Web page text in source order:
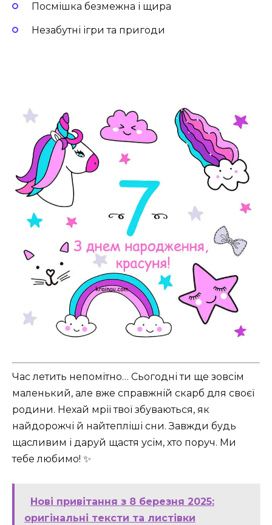
Посмішка безмежна і щира
Незабутні ігри та пригоди
Час летить непомітно… Сьогодні ти ще зовсім
маленький, але вже справжній скарб для своєї
родини. Нехай мрії твої збуваються, як
найдорожчі й найтепліші сни. Завжди будь
щасливим і даруй щастя усім, хто поруч. Ми
тебе любимо! ✨
Нові привітання з 8 березня 2025:
оригінальні тексти та листівки